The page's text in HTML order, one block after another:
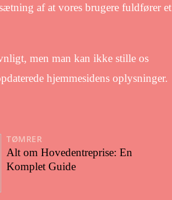
af at vores brugere fuldfører et
men man kan ikke stille os
hjemmesidens oplysninger.
TØMRER
Alt om Hovedentreprise: En
Komplet Guide